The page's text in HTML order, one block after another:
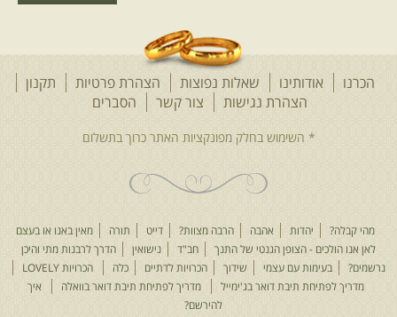
הכרנו אודותינו שאלות נפוצות הצהרת פרטיות
תקנון
הצהרת נגישות
צור קשר הסברים
מהי קבלה? יהדות אהבה הרבה מצוות? דייט תורה
מאין באנו או בעצם
לאן אנו הולכים - הצופן הגנטי של התנך
חב"ד נישואין
הדרך לרבנות מתי והיכן
נרשמים?
בעימות עם עצמי שידוך הכרויות לדתיים כלה
הכרויות LOVELY
מדריך לפתיחת תיבת דואר בג'ימייל
מדריך לפתיחת תיבת דואר בוואלה
איך
להירשם?